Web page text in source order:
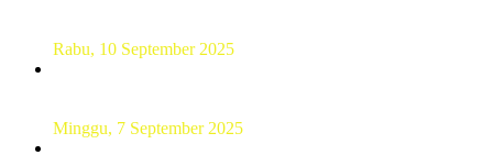
Rabu, 10 September 2025
Minggu, 7 September 2025